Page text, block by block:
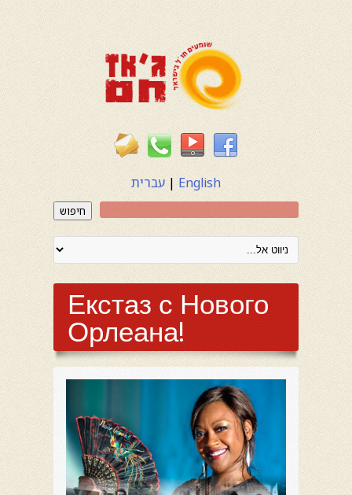
English
| עברית
חיפוש
Екстаз с Нового
Орлеана!